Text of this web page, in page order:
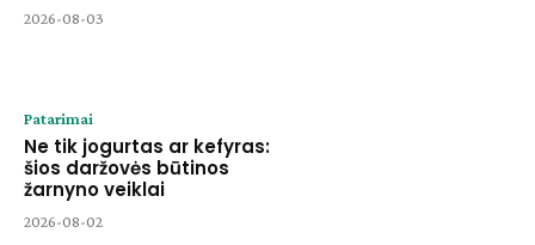
2026-08-03
Patarimai
Ne tik jogurtas ar kefyras:
šios daržovės būtinos
žarnyno veiklai
2026-08-02